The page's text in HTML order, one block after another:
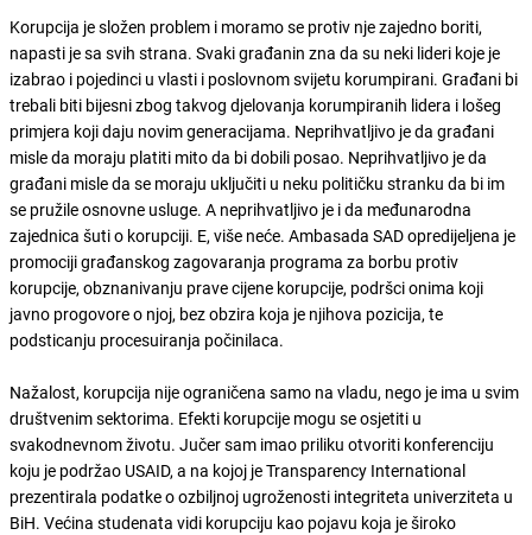
Korupcija je složen problem i moramo se protiv nje zajedno boriti,
napasti je sa svih strana. Svaki građanin zna da su neki lideri koje je
izabrao i pojedinci u vlasti i poslovnom svijetu korumpirani. Građani bi
trebali biti bijesni zbog takvog djelovanja korumpiranih lidera i lošeg
primjera koji daju novim generacijama. Neprihvatljivo je da građani
misle da moraju platiti mito da bi dobili posao. Neprihvatljivo je da
građani misle da se moraju uključiti u neku političku stranku da bi im
se pružile osnovne usluge. A neprihvatljivo je i da međunarodna
zajednica šuti o korupciji. E, više neće. Ambasada SAD opredijeljena je
promociji građanskog zagovaranja programa za borbu protiv
korupcije, obznanivanju prave cijene korupcije, podršci onima koji
javno progovore o njoj, bez obzira koja je njihova pozicija, te
podsticanju procesuiranja počinilaca.
Nažalost, korupcija nije ograničena samo na vladu, nego je ima u svim
društvenim sektorima. Efekti korupcije mogu se osjetiti u
svakodnevnom životu. Jučer sam imao priliku otvoriti konferenciju
koju je podržao USAID, a na kojoj je Transparency International
prezentirala podatke o ozbiljnoj ugroženosti integriteta univerziteta u
BiH. Većina studenata vidi korupciju kao pojavu koja je široko